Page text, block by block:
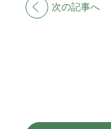
次の記事へ